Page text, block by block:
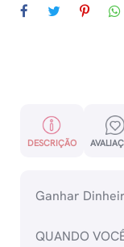
DESCRIÇÃO
Ganhar
QUANDO